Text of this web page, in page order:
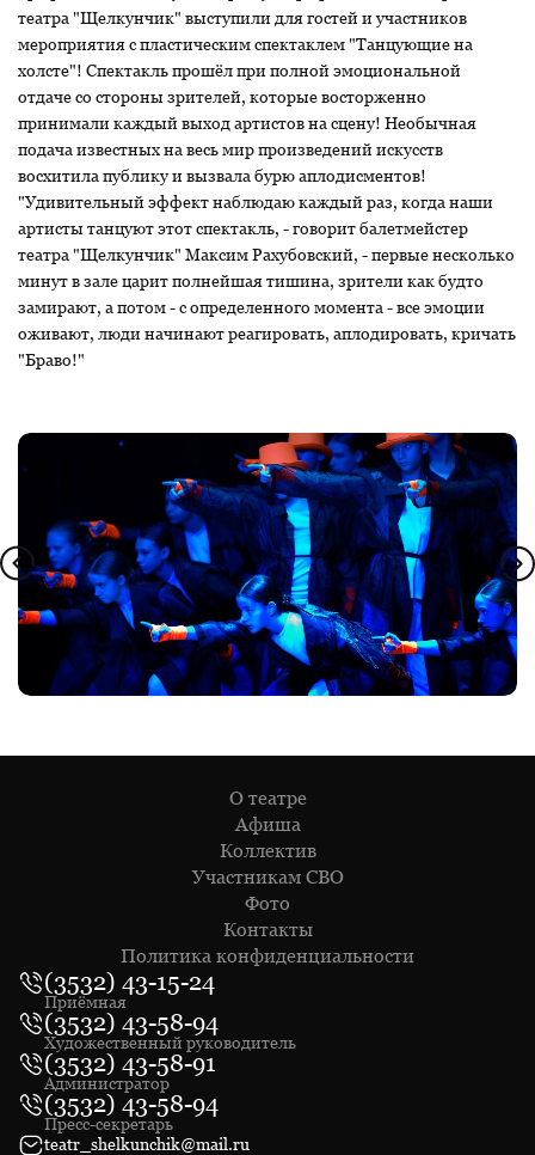
театра "Щелкунчик" выступили для гостей и участников
мероприятия с пластическим спектаклем "Танцующие на
холсте"! Спектакль прошёл при полной эмоциональной
отдаче со стороны зрителей, которые восторженно
принимали каждый выход артистов на сцену! Необычная
подача известных на весь мир произведений искусств
восхитила публику и вызвала бурю аплодисментов!
"Удивительный эффект наблюдаю каждый раз, когда наши
артисты танцуют этот спектакль, - говорит балетмейстер
театра "Щелкунчик" Максим Рахубовский, - первые несколько
минут в зале царит полнейшая тишина, зрители как будто
замирают, а потом - с определенного момента - все эмоции
оживают, люди начинают реагировать, аплодировать, кричать
"Браво!"
О театре
Афиша
Коллектив
Участникам СВО
Фото
Контакты
Политика конфиденциальности
(3532) 43-15-24
Приёмная
(3532) 43-58-94
Художественный руководитель
(3532) 43-58-91
Администратор
(3532) 43-58-94
Пресс-секретарь
teatr_shelkunchik@mail.ru